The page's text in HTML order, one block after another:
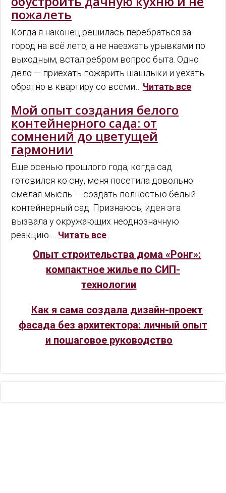
пожалеть
Когда я наконец решилась перебраться за
город на всё лето, а не наезжать урывками по
выходным, встал ребром вопрос быта. Одно
дело — приехать пожарить шашлыки и уехать
обратно в квартиру со всеми… Читать все
Мой опыт создания белого
контейнерного сада: от
сомнений до цветущей
гармонии
Ещё осенью прошлого года, когда сад
готовился ко сну, меня посетила довольно
смелая мысль — создать полностью белый
контейнерный сад. Признаюсь, идея эта
вызвала у окружающих неоднозначную
реакцию.… Читать все
Опыт строительства дома «Ронг»:
компактное жилье по СИП-
технологии
Как я сама создала дизайн-проект
фасада без архитектора: личный опыт
и пошаговое руководство